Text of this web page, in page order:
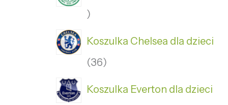
Koszulka Chelsea dla dzieci
36
Koszulka Everton dla dzieci